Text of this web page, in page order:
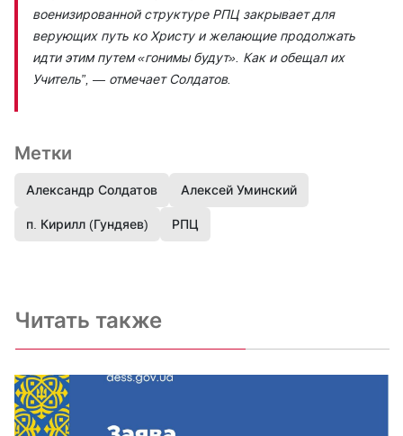
военизированной структуре РПЦ закрывает для
верующих путь ко Христу и желающие продолжать
идти этим путем «гонимы будут». Как и обещал их
Учитель”, — отмечает Солдатов.
Метки
Александр Солдатов Алексей Уминский
п. Кирилл (Гундяев) РПЦ
Читать также